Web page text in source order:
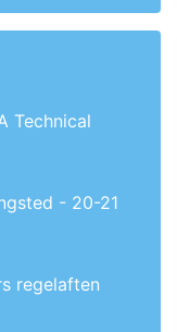
Technical
- 20-21
regelaften